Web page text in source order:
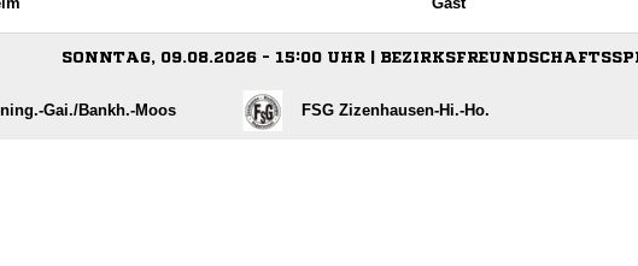
SONNTAG, 09.08.2026 - 15:00 UHR |
Gai./​Bankh.-Moos FSG Zizenhausen-Hi.-Ho.